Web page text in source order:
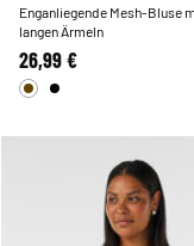
Enganliegende Mesh-Bluse
langen Ärmeln
26,99 €